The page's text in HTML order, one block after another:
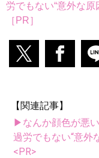
労でもない“意外な原
［PR］
【関連記事】
▶なんか顔色が悪
過労でもない“意外
<PR>